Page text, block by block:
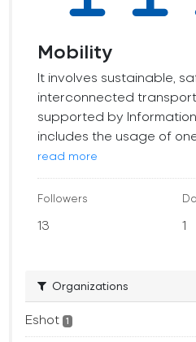
Mobility
It involves sustainable,
interconnected
supported by
includes the usage of
read more
Followers
13 1
Organizations
Eshot 1